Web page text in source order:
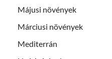
Májusi növények
Márciusi növények
Mediterrán